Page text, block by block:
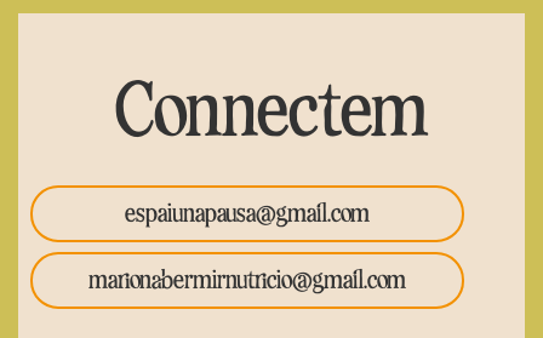
Connectem
espaiunapausa@gmail.com
marionabermirnutricio@gmail.com